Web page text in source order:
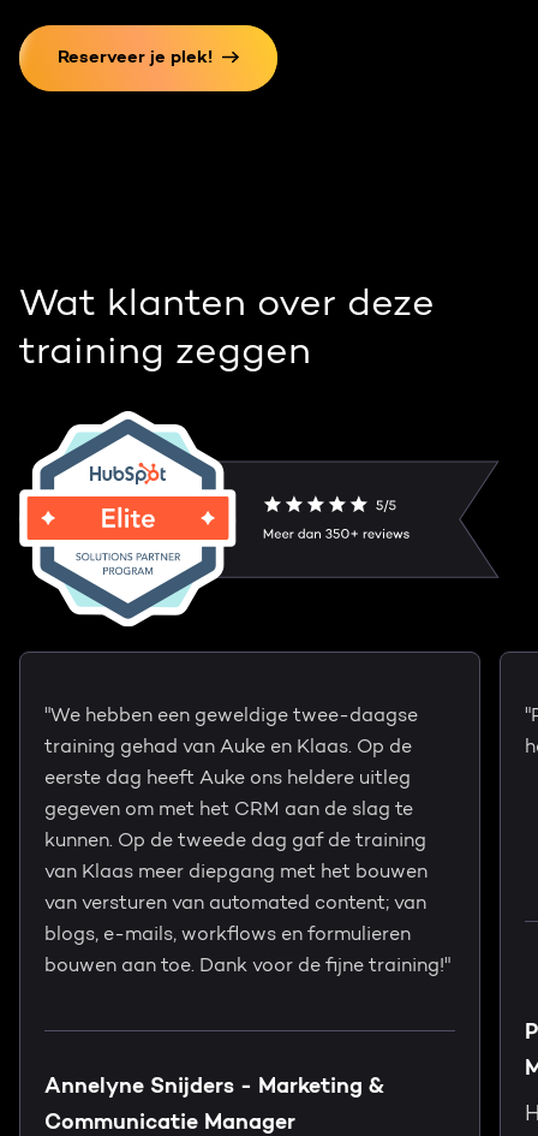
Reserveer je plek!
"We hebben een geweldige twee-daagse
training gehad van Auke en Klaas. Op de
eerste dag heeft Auke ons heldere uitleg
gegeven om met het CRM aan de slag te
kunnen. Op de tweede dag gaf de training
van Klaas meer diepgang met het bouwen
van versturen van automated content; van
blogs, e-mails, workflows en formulieren
bouwen aan toe. Dank voor de fijne training!"
Annelyne Snijders - Marketing &
Communicatie Manager
Wat klanten over deze
training zeggen